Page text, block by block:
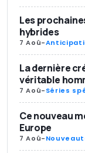
Les
hybrides
7 Aoû-
La dernière
véritable
7 Aoû-Séries
Ce nouveau
Europe
7 Aoû-